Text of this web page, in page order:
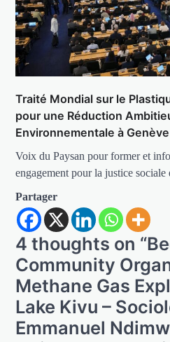
Traité Mondial sur le
pour une Réduction
Environnementale à Genève
Voix du Paysan pour former et
engagement pour la justice
Partager
4 thoughts on “
Community
Methane Gas
Lake Kivu –
Emmanuel